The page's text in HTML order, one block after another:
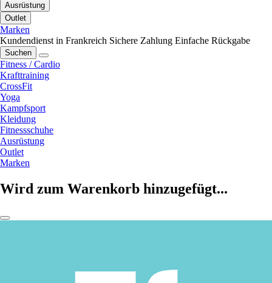
Ausrüstung
Outlet
Marken
Kundendienst in Frankreich Sichere Zahlung Einfache Rückgabe
Suchen
Fitness / Cardio
Krafttraining
CrossFit
Yoga
Kampfsport
Kleidung
Fitnessschuhe
Ausrüstung
Outlet
Marken
Wird zum Warenkorb hinzugefügt...